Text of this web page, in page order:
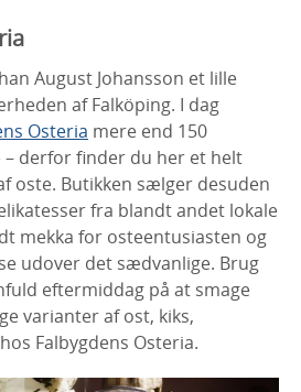
August Johansson et lille
af Falköping. I dag
Osteria mere end 150
– derfor finder du her et helt
oste. Butikken sælger desuden
fra blandt andet lokale
mekka for osteentusiasten og
udover det sædvanlige. Brug
eftermiddag på at smage
varianter af ost, kiks,
Falbygdens Osteria.